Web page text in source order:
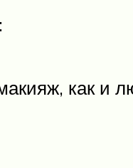
как и